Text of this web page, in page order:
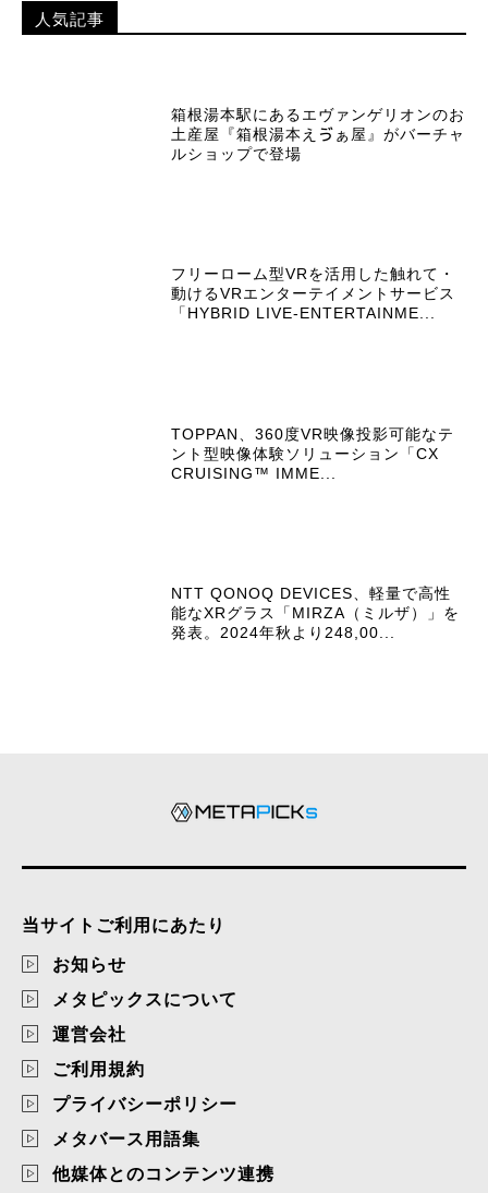
人気記事
箱根湯本駅にあるエヴァンゲリオンのお
土産屋『箱根湯本えゔぁ屋』がバーチャ
ルショップで登場
フリーローム型VRを活用した触れて・
動けるVRエンターテイメントサービス
「HYBRID LIVE-ENTERTAINME...
TOPPAN、360度VR映像投影可能なテ
ント型映像体験ソリューション「CX
CRUISING™ IMME...
NTT QONOQ DEVICES、軽量で高性
能なXRグラス「MIRZA（ミルザ）」を
発表。2024年秋より248,00...
当サイトご利用にあたり
お知らせ
メタピックスについて
運営会社
ご利用規約
プライバシーポリシー
メタバース用語集
他媒体とのコンテンツ連携